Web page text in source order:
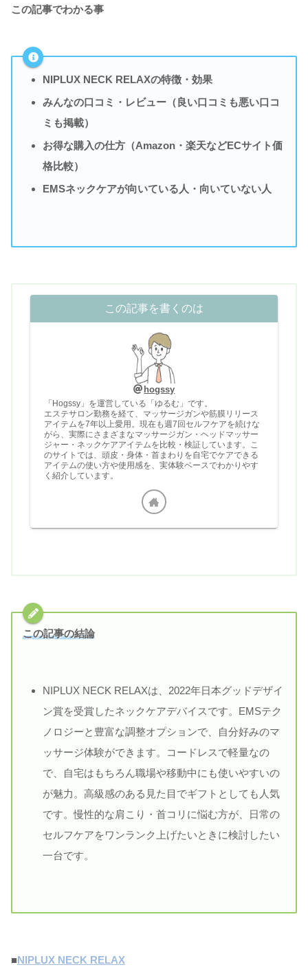
この記事でわかる事
NIPLUX NECK RELAXの特徴・効果
みんなの口コミ・レビュー（良い口コミも悪い口コ
ミも掲載）
お得な購入の仕方（Amazon・楽天などECサイト価
格比較）
EMSネックケアが向いている人・向いていない人
この記事を書くのは
hogssy
「Hogssy」を運営している「ゆるむ」です。
エステサロン勤務を経て、マッサージガンや筋膜リリース
アイテムを7年以上愛用。現在も週7回セルフケアを続けな
がら、実際にさまざまなマッサージガン・ヘッドマッサー
ジャー・ネックケアアイテムを比較・検証しています。こ
のサイトでは、頭皮・身体・首まわりを自宅でケアできる
アイテムの使い方や使用感を、実体験ベースでわかりやす
く紹介しています。
この記事の結論
NIPLUX NECK RELAXは、2022年日本グッドデザイ
ン賞を受賞したネックケアデバイスです。EMSテク
ノロジーと豊富な調整オプションで、自分好みのマ
ッサージ体験ができます。コードレスで軽量なの
で、自宅はもちろん職場や移動中にも使いやすいの
が魅力。高級感のある見た目でギフトとしても人気
です。慢性的な肩こり・首コリに悩む方が、日常の
セルフケアをワンランク上げたいときに検討したい
一台です。
■NIPLUX NECK RELAX